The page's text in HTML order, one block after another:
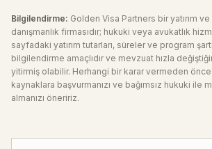
Bilgilendirme: Golden Visa Partners bir yatırım
danışmanlık firmasıdır; hukuki veya avukatlık
sayfadaki yatırım tutarları, süreler ve program
bilgilendirme amaçlıdır ve mevzuat hızla
yitirmiş olabilir. Herhangi bir karar vermeden
kaynaklara başvurmanızı ve bağımsız hukuki ile
almanızı öneririz.